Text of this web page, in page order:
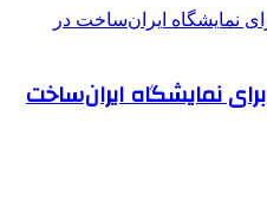
نمایشگاه ایران‌ساخت